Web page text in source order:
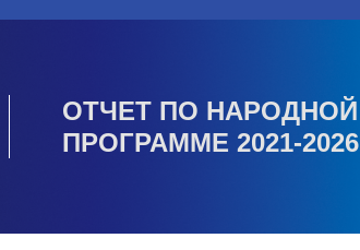
ОТЧЕТ ПО НАРОДНОЙ
ПРОГРАММЕ 2021-2026